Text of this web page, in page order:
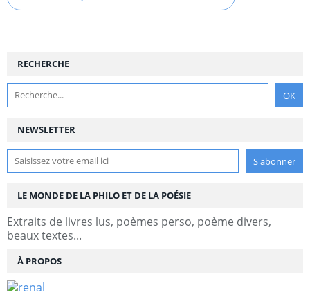
NEWSLETTER
RECHERCHE
LE MONDE DE LA PHILO ET DE LA POÉSIE
Extraits de livres lus, poèmes perso, poème divers,
beaux textes...
À PROPOS